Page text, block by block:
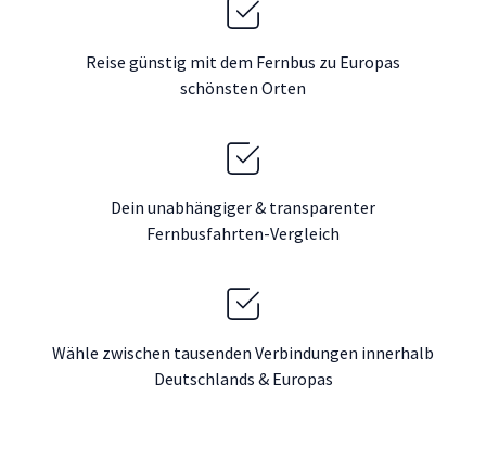
Reise günstig mit dem Fernbus zu Europas
schönsten Orten
Dein unabhängiger & transparenter
Fernbusfahrten-Vergleich
Wähle zwischen tausenden Verbindungen innerhalb
Deutschlands & Europas